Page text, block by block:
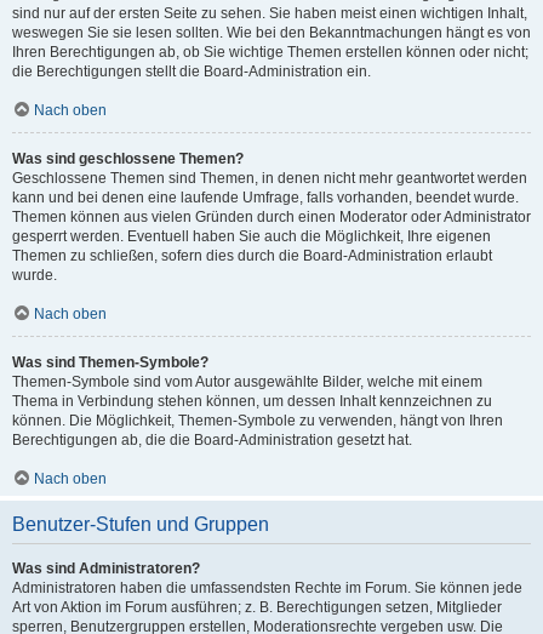
sind nur auf der ersten Seite zu sehen. Sie haben meist einen wichtigen Inhalt,
weswegen Sie sie lesen sollten. Wie bei den Bekanntmachungen hängt es von
Ihren Berechtigungen ab, ob Sie wichtige Themen erstellen können oder nicht;
die Berechtigungen stellt die Board-Administration ein.
Nach oben
Was sind geschlossene Themen?
Geschlossene Themen sind Themen, in denen nicht mehr geantwortet werden
kann und bei denen eine laufende Umfrage, falls vorhanden, beendet wurde.
Themen können aus vielen Gründen durch einen Moderator oder Administrator
gesperrt werden. Eventuell haben Sie auch die Möglichkeit, Ihre eigenen
Themen zu schließen, sofern dies durch die Board-Administration erlaubt
wurde.
Nach oben
Was sind Themen-Symbole?
Themen-Symbole sind vom Autor ausgewählte Bilder, welche mit einem
Thema in Verbindung stehen können, um dessen Inhalt kennzeichnen zu
können. Die Möglichkeit, Themen-Symbole zu verwenden, hängt von Ihren
Berechtigungen ab, die die Board-Administration gesetzt hat.
Nach oben
Benutzer-Stufen und Gruppen
Was sind Administratoren?
Administratoren haben die umfassendsten Rechte im Forum. Sie können jede
Art von Aktion im Forum ausführen; z. B. Berechtigungen setzen, Mitglieder
sperren, Benutzergruppen erstellen, Moderationsrechte vergeben usw. Die